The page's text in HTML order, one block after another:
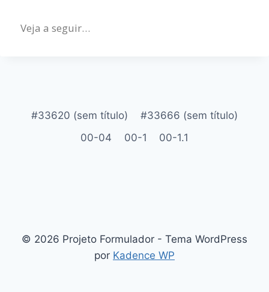
Veja a seguir…
#33620 (sem título)
#33666 (sem título)
00-04
00-1 00-1.1
© 2026 Projeto Formulador - Tema WordPress
por Kadence WP